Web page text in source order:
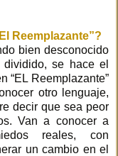
Reemplazante”?
bien desconocido
se hace el
“EL Reemplazante”
otro lenguaje,
decir que sea peor
Van a conocer a
reales, con
un cambio en el